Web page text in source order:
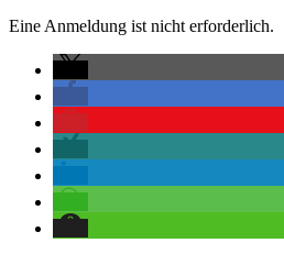
Eine Anmeldung ist nicht erforderlich.